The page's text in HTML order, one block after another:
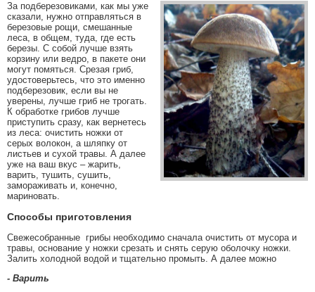
За подберезовиками, как мы уже
сказали, нужно отправляться в
березовые рощи, смешанные
леса, в общем, туда, где есть
березы. С собой лучше взять
корзину или ведро, в пакете они
могут помяться. Срезая гриб,
удостоверьтесь, что это именно
подберезовик, если вы не
уверены, лучше гриб не трогать.
К обработке грибов лучше
приступить сразу, как вернетесь
из леса: очистить ножки от
серых волокон, а шляпку от
листьев и сухой травы. А далее
уже на ваш вкус – жарить,
варить, тушить, сушить,
замораживать и, конечно,
мариновать.
Способы приготовления
Свежесобранные грибы необходимо сначала очистить от мусора и
травы, основание у ножки срезать и снять серую оболочку ножки.
Залить холодной водой и тщательно промыть. А далее можно
- Варить